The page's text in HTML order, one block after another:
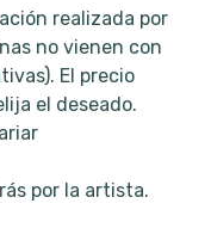
realizada por
no vienen con
El precio
el deseado.
por la artista.